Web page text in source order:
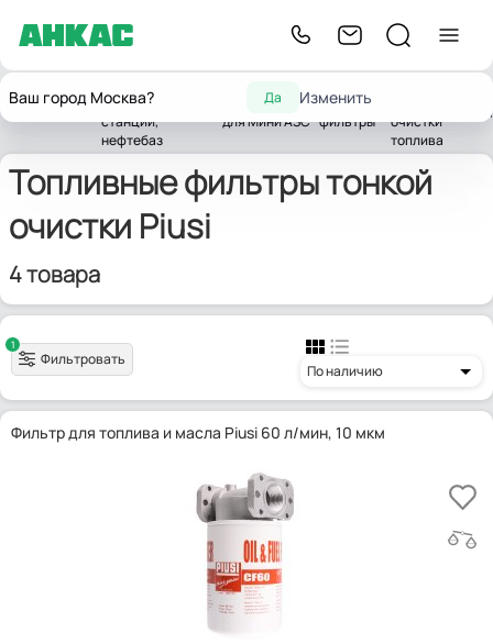
Ваш город Москва? Да Изменить
Главная автозаправочных
станций,
нефтебаз
Оборудование
для Мини АЗС
Топливные
фильтры
очистки
топлива
Piusi
Топливные фильтры тонкой
очистки Piusi
4 товара
1
Фильтровать
По наличию
Фильтр для топлива и масла Piusi 60 л/мин, 10 мкм